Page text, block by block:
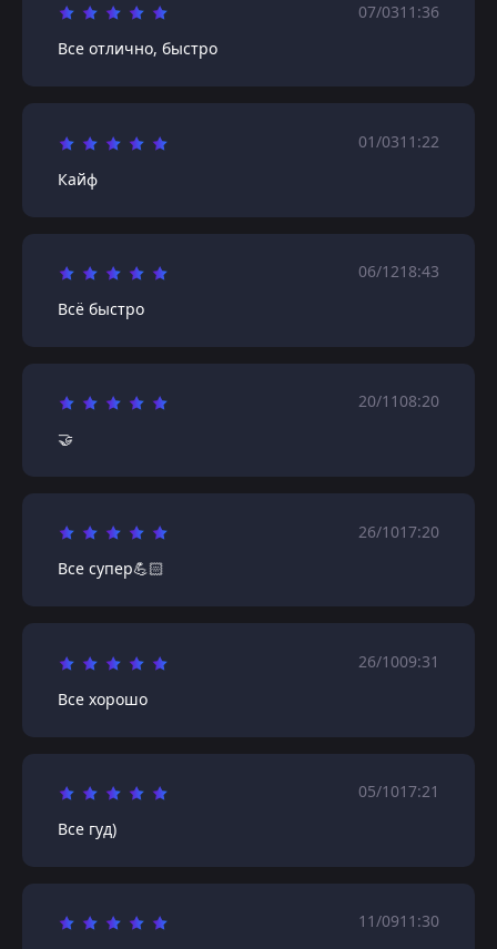
07/0311:36
Все отлично, быстро
01/0311:22
Кайф
06/1218:43
Всё быстро
20/1108:20
🤝
26/1017:20
Все супер💪🏻
26/1009:31
Все хорошо
05/1017:21
Все гуд)
11/0911:30